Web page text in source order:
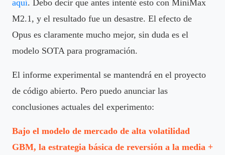
aquí. Debo decir que antes intenté esto con MiniMax
M2.1, y el resultado fue un desastre. El efecto de
Opus es claramente mucho mejor, sin duda es el
modelo SOTA para programación.
El informe experimental se mantendrá en el proyecto
de código abierto. Pero puedo anunciar las
conclusiones actuales del experimento:
Bajo el modelo de mercado de alta volatilidad
GBM, la estrategia básica de reversión a la media +